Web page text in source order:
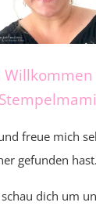
Stempelmami
freue mich
gefunden hast.
dich um